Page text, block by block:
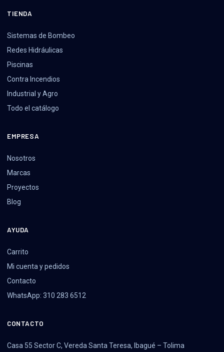
TIENDA
Sistemas de Bombeo
Redes Hidráulicas
Piscinas
Contra Incendios
Industrial y Agro
Todo el catálogo
EMPRESA
Nosotros
Marcas
Proyectos
Blog
AYUDA
Carrito
Mi cuenta y pedidos
Contacto
WhatsApp: 310 283 6512
CONTACTO
Casa 55 Sector C, Vereda Santa Teresa, Ibagué – Tolima